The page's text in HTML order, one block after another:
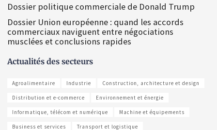
Dossier politique commerciale de Donald Trump
Dossier Union européenne : quand les accords
commerciaux naviguent entre négociations
musclées et conclusions rapides
Actualités des secteurs
Agroalimentaire Industrie Construction, architecture et design
Distribution et e-commerce Environnement et énergie
Informatique, télécom et numérique Machine et équipements
Business et services Transport et logistique